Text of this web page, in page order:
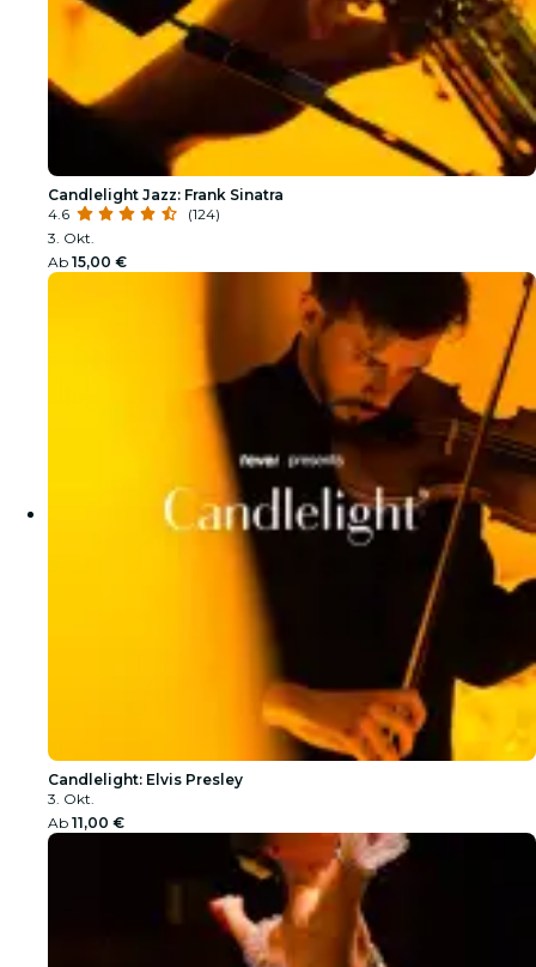
Candlelight Jazz: Frank Sinatra
4.6
(124)
3. Okt.
Ab 15,00 €
Candlelight: Elvis Presley
3. Okt.
Ab 11,00 €